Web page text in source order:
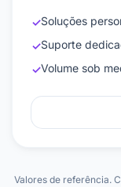
✓Soluções
✓Suporte
✓Volume sob
Valores de referência.